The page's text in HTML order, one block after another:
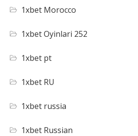
1xbet Morocco
1xbet Oyinlari 252
1xbet pt
1xbet RU
1xbet russia
1xbet Russian